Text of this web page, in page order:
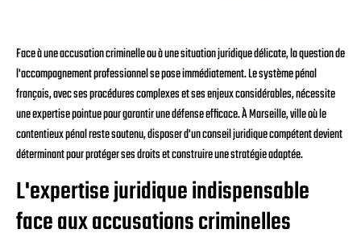
Face à une accusation criminelle ou à une situation juridique délicate, la question de
l'accompagnement professionnel se pose immédiatement. Le système pénal
français, avec ses procédures complexes et ses enjeux considérables, nécessite
une expertise pointue pour garantir une défense efficace. À Marseille, ville où le
contentieux pénal reste soutenu, disposer d'un conseil juridique compétent devient
déterminant pour protéger ses droits et construire une stratégie adaptée.
L'expertise juridique indispensable
face aux accusations criminelles